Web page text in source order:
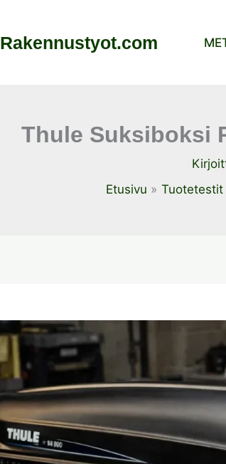
Rakennustyot.com
Thule Suksiboksi
Etusivu
Tuotetestit